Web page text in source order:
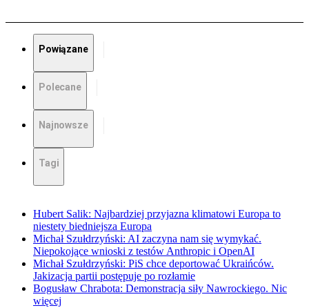
Powiązane
Polecane
Najnowsze
Tagi
Hubert Salik: Najbardziej przyjazna klimatowi Europa to
niestety biedniejsza Europa
Michał Szułdrzyński: AI zaczyna nam się wymykać.
Niepokojące wnioski z testów Anthropic i OpenAI
Michał Szułdrzyński: PiS chce deportować Ukraińców.
Jakizacja partii postępuje po rozłamie
Bogusław Chrabota: Demonstracja siły Nawrockiego. Nic
więcej